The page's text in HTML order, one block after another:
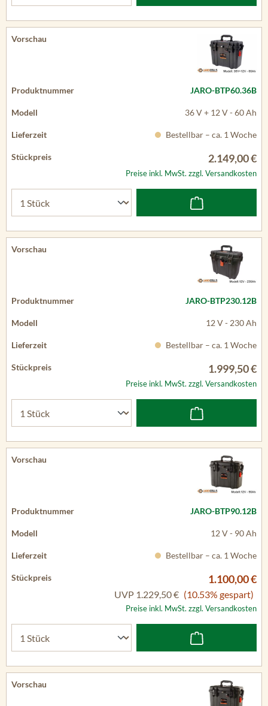
JARO-BTP60.36B
36 V + 12 V - 60 Ah
Bestellbar – ca. 1 Woche
2.149,00 €
Preise inkl. MwSt. zzgl. Versandkosten
JARO-BTP230.12B
12 V - 230 Ah
Bestellbar – ca. 1 Woche
1.999,50 €
Preise inkl. MwSt. zzgl. Versandkosten
JARO-BTP90.12B
12 V - 90 Ah
Bestellbar – ca. 1 Woche
1.100,00 €
UVP 1.229,50 € (10.53% gespart)
Preise inkl. MwSt. zzgl. Versandkosten